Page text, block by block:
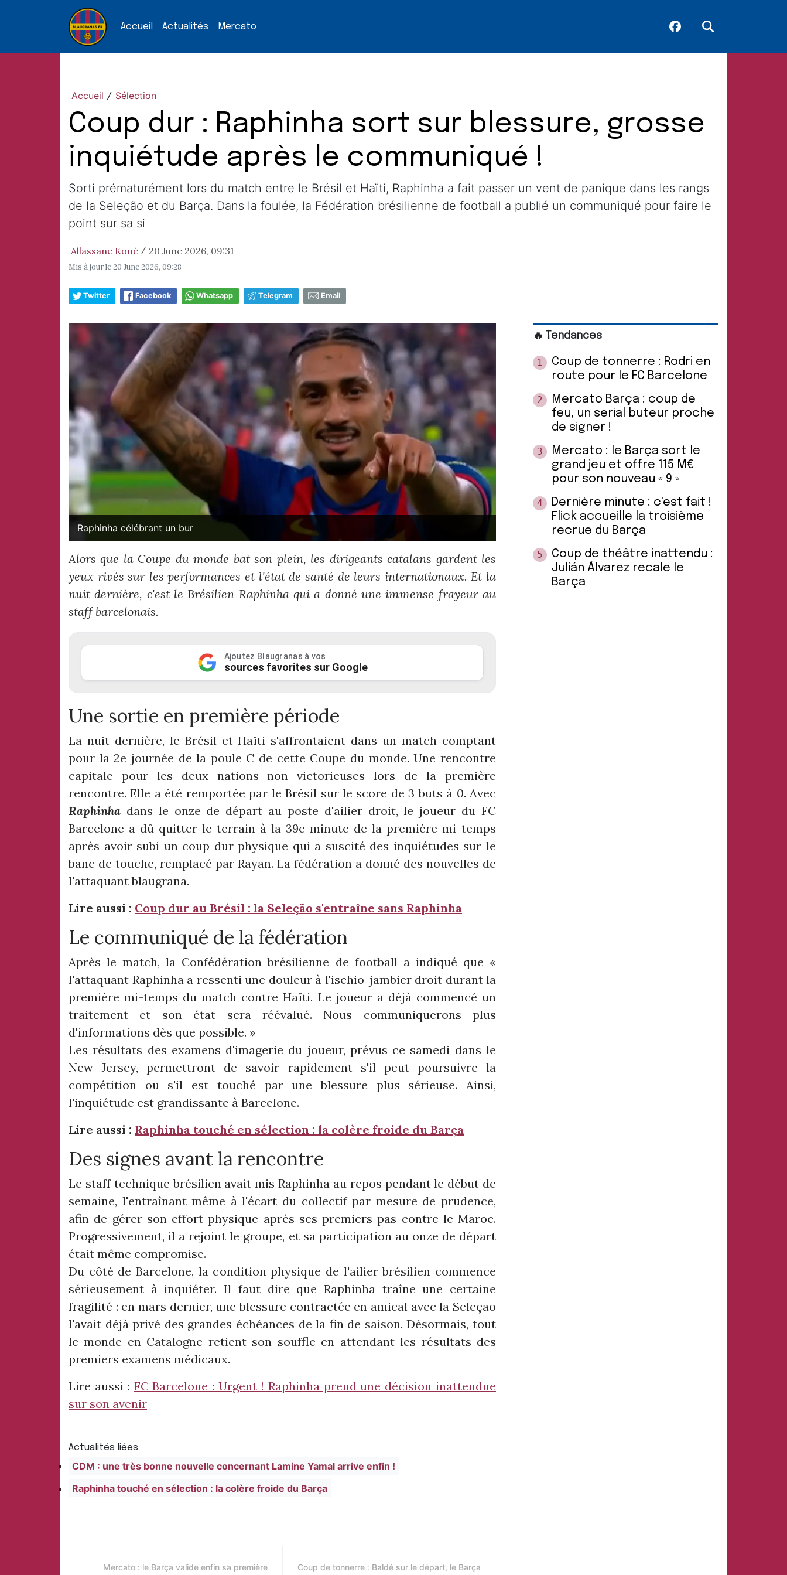
Accueil Actualités Mercato
Accueil / Sélection
Coup dur : Raphinha sort sur blessure, grosse
inquiétude après le communiqué !
Sorti prématurément lors du match entre le Brésil et Haïti, Raphinha a fait passer un vent de panique dans les rangs
de la Seleção et du Barça. Dans la foulée, la Fédération brésilienne de football a publié un communiqué pour faire le
point sur sa si
Allassane Koné / 20 June 2026, 09:31
Mis à jour le20 June 2026, 09:28
Twitter Facebook Whatsapp Telegram Email
Raphinha célébrant un bur
Alors que la Coupe du monde bat son plein, les dirigeants catalans gardent les
yeux rivés sur les performances et l'état de santé de leurs internationaux. Et la
nuit dernière, c'est le Brésilien Raphinha qui a donné une immense frayeur au
staff barcelonais.
Ajoutez Blaugranas à vos
sources favorites sur Google
Une sortie en première période
La nuit dernière, le Brésil et Haïti s'affrontaient dans un match comptant
pour la 2e journée de la poule C de cette Coupe du monde. Une rencontre
capitale pour les deux nations non victorieuses lors de la première
rencontre. Elle a été remportée par le Brésil sur le score de 3 buts à 0. Avec
Raphinha dans le onze de départ au poste d'ailier droit, le joueur du FC
Barcelone a dû quitter le terrain à la 39e minute de la première mi-temps
après avoir subi un coup dur physique qui a suscité des inquiétudes sur le
banc de touche, remplacé par Rayan. La fédération a donné des nouvelles de
l'attaquant blaugrana.
Lire aussi : Coup dur au Brésil : la Seleção s'entraîne sans Raphinha
Le communiqué de la fédération
Après le match, la Confédération brésilienne de football a indiqué que «
l'attaquant Raphinha a ressenti une douleur à l'ischio-jambier droit durant la
première mi-temps du match contre Haïti. Le joueur a déjà commencé un
traitement et son état sera réévalué. Nous communiquerons plus
d'informations dès que possible. »
Les résultats des examens d'imagerie du joueur, prévus ce samedi dans le
New Jersey, permettront de savoir rapidement s'il peut poursuivre la
compétition ou s'il est touché par une blessure plus sérieuse. Ainsi,
l'inquiétude est grandissante à Barcelone.
Lire aussi : Raphinha touché en sélection : la colère froide du Barça
Des signes avant la rencontre
Le staff technique brésilien avait mis Raphinha au repos pendant le début de
semaine, l'entraînant même à l'écart du collectif par mesure de prudence,
afin de gérer son effort physique après ses premiers pas contre le Maroc.
Progressivement, il a rejoint le groupe, et sa participation au onze de départ
était même compromise.
Du côté de Barcelone, la condition physique de l'ailier brésilien commence
sérieusement à inquiéter. Il faut dire que Raphinha traîne une certaine
fragilité : en mars dernier, une blessure contractée en amical avec la Seleção
l'avait déjà privé des grandes échéances de la fin de saison. Désormais, tout
le monde en Catalogne retient son souffle en attendant les résultats des
premiers examens médicaux.
Lire aussi : FC Barcelone : Urgent ! Raphinha prend une décision inattendue
sur son avenir
Actualités liées
CDM : une très bonne nouvelle concernant Lamine Yamal arrive enfin !
Raphinha touché en sélection : la colère froide du Barça
Mercato : le Barça valide enfin sa première
Coup de tonnerre : Baldé sur le départ, le Barça
🔥 Tendances
1
Coup de tonnerre : Rodri en
route pour le FC Barcelone
2
Mercato Barça : coup de
feu, un serial buteur proche
de signer !
3
Mercato : le Barça sort le
grand jeu et offre 115 M€
pour son nouveau « 9 »
4
Dernière minute : c'est fait !
Flick accueille la troisième
recrue du Barça
5
Coup de théâtre inattendu :
Julián Álvarez recale le
Barça